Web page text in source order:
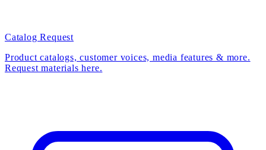
Catalog Request
Product catalogs, customer voices, media features & more.
Request materials here.